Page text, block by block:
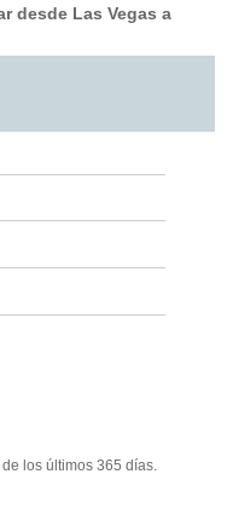
desde Las Vegas a
los últimos 365 días.